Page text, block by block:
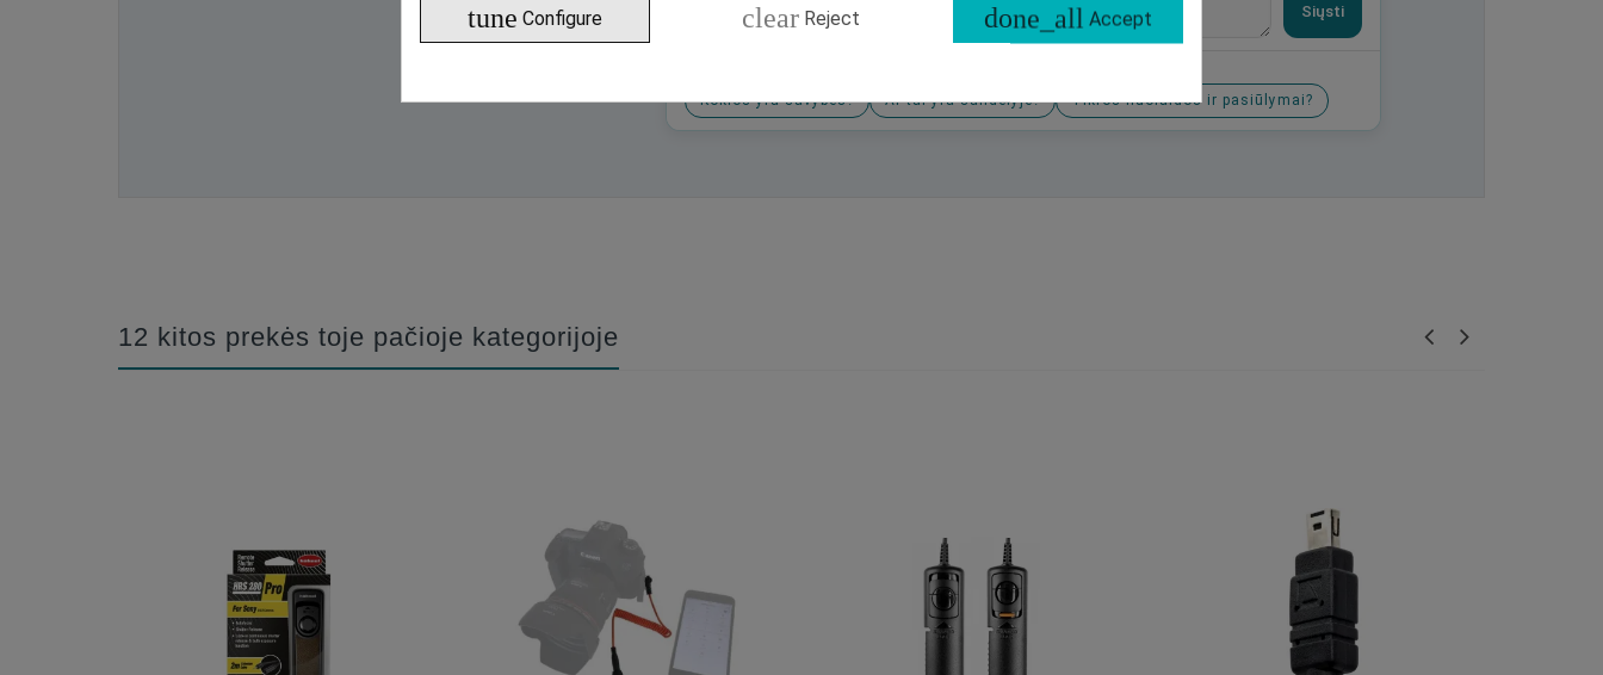
Siųsti
Kokios yra savybės?
Ar tai yra sandėlyje? Tikros nuolaidos ir pasiūlymai?
12 kitos prekės toje pačioje kategorijoje
tune Configure clear Reject done_all Accept